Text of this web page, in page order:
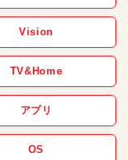
Vision
TV&Home
アプリ
OS